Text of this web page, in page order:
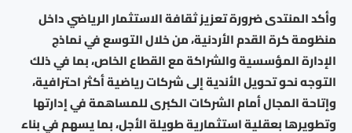
وأكد المنتدى ضرورة تعزيز ثقافة الاستثمار الرياضي داخل
منظومة كرة القدم الأردنية، من خلال التوسع في نماذج
الإدارة المؤسسية والشراكة مع القطاع الخاص، بما في ذلك
التوجه نحو تحويل الأندية إلى شركات رياضية أكثر احترافية،
وإتاحة المجال أمام الشركات الكبرى للمساهمة في إدارتها
وتطويرها بعقلية استثمارية طويلة الأجل، بما يسهم في بناء